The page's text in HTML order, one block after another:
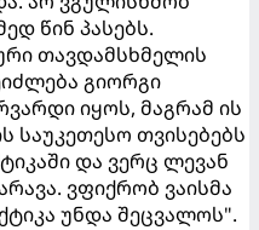
წინ პასებს.
თავდამსხმელის
გიორგი
იყოს, მაგრამ ის
საუკეთესო თვისებებს
და ვერც ლევან
ვფიქრობ ვაისმა
უნდა შეცვალოს".